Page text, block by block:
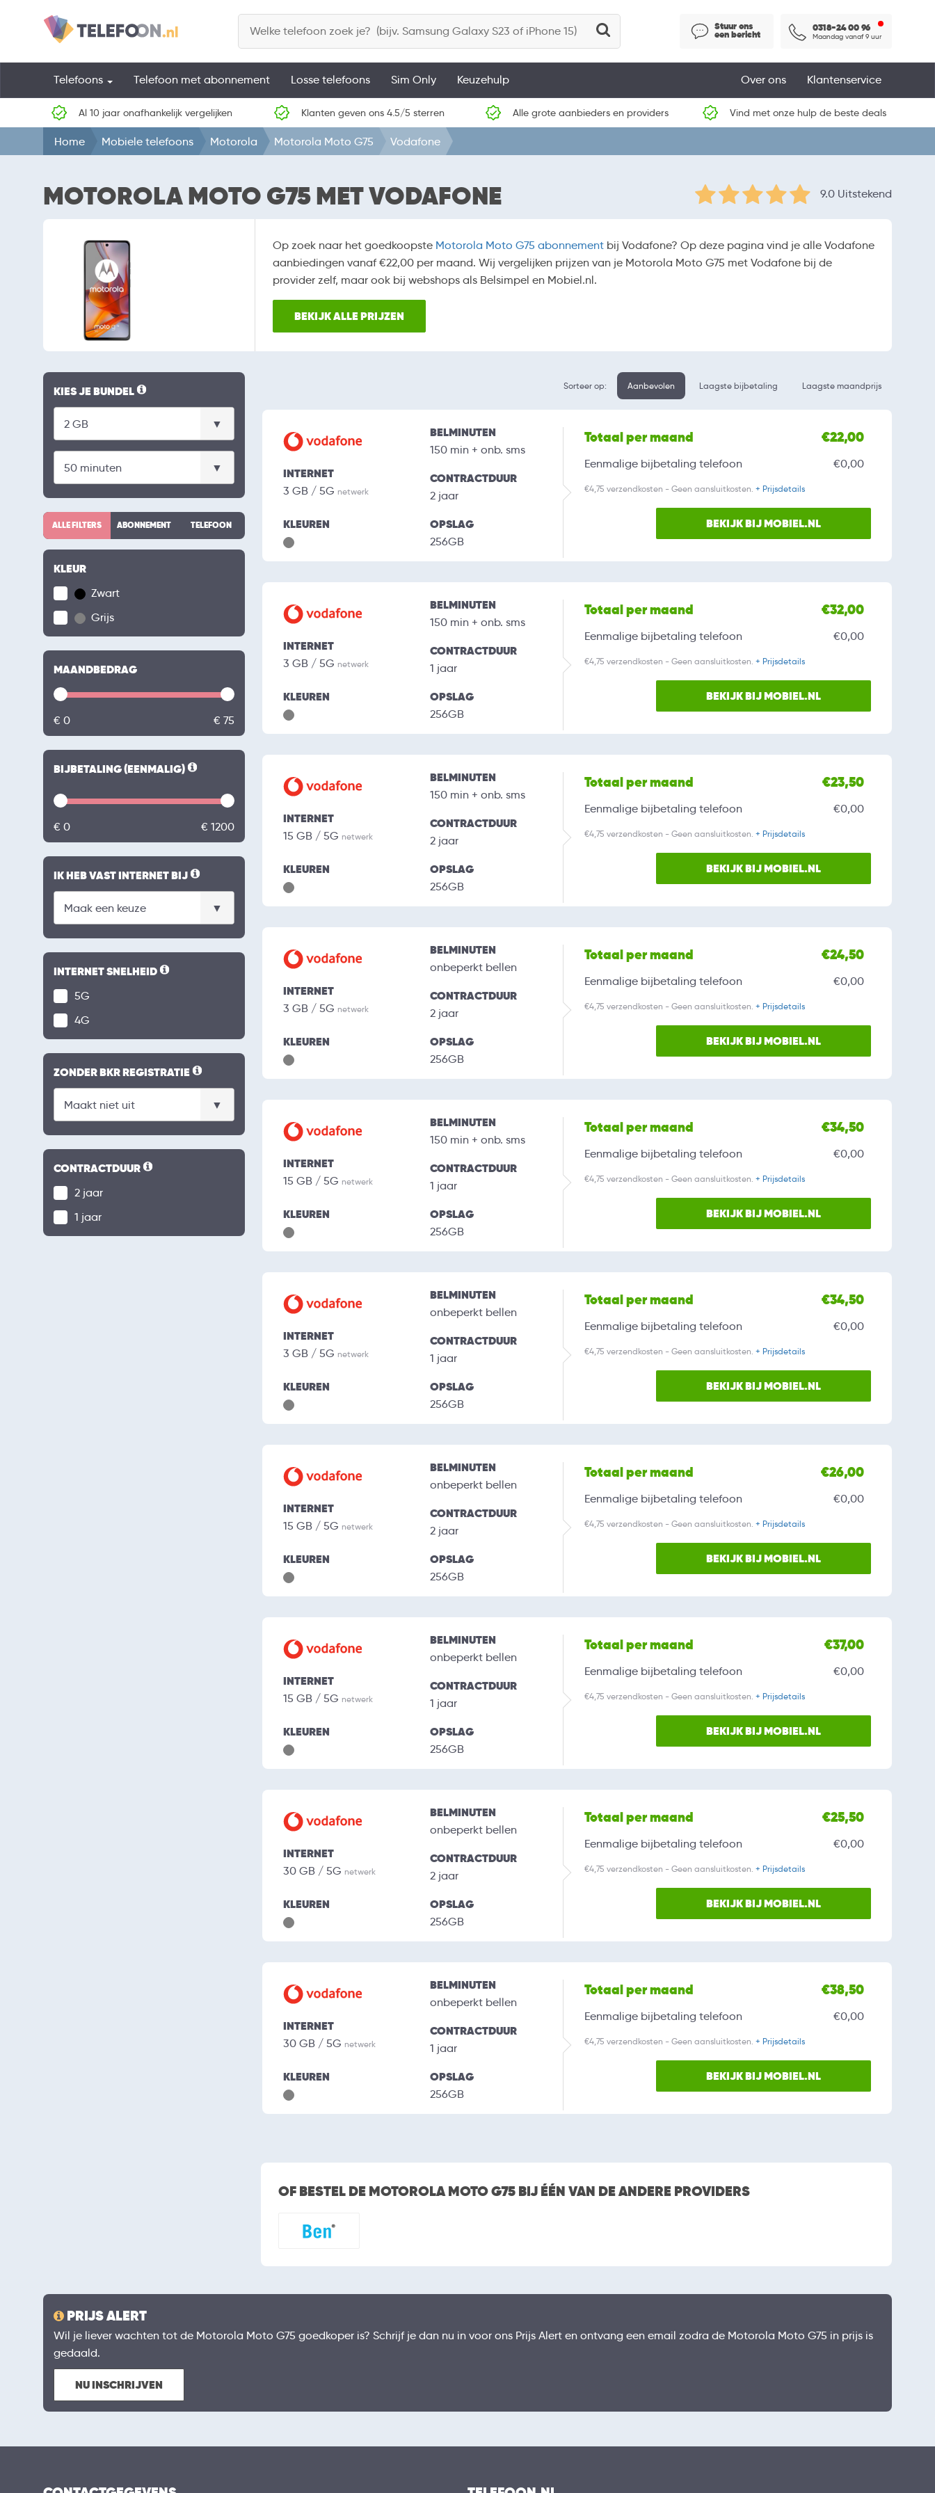
Stuur ons
een bericht
0318-24 00 96
Maandag vanaf 9 uur
Telefoons Telefoon met abonnement Losse telefoons Sim Only Keuzehulp Klantenservice
Over ons
Al 10 jaar onafhankelijk vergelijken Klanten geven ons 4.5/5 sterren Alle grote aanbieders en providers Vind met onze hulp de beste deals
Home Mobiele telefoons Motorola Motorola Moto G75 Vodafone
MOTOROLA MOTO G75 MET VODAFONE 9.0 Uitstekend
Op zoek naar het goedkoopste Motorola Moto G75 abonnement bij Vodafone? Op deze pagina vind je alle Vodafone
aanbiedingen vanaf €22,00 per maand. Wij vergelijken prijzen van je Motorola Moto G75 met Vodafone bij de
provider zelf, maar ook bij webshops als Belsimpel en Mobiel.nl.
BEKIJK ALLE PRIJZEN
KIES JE BUNDEL
ALLE FILTERS ABONNEMENT TELEFOON
KLEUR
Zwart
Grijs
MAANDBEDRAG
€ 0 € 75
BIJBETALING (EENMALIG)
€ 0 € 1200
IK HEB VAST INTERNET BIJ
INTERNET SNELHEID
5G
4G
ZONDER BKR REGISTRATIE
CONTRACTDUUR
2 jaar
1 jaar
Laagste maandprijs
Laagste bijbetaling
Aanbevolen
Sorteer op:
INTERNET
3 GB / 5G netwerk
BELMINUTEN
150 min + onb. sms
CONTRACTDUUR
2 jaar
KLEUREN OPSLAG
256GB
Totaal per maand €22,00
Eenmalige bijbetaling telefoon €0,00
€4,75 verzendkosten - Geen aansluitkosten. + Prijsdetails
BEKIJK BIJ MOBIEL.NL
INTERNET
3 GB / 5G netwerk
BELMINUTEN
150 min + onb. sms
CONTRACTDUUR
1 jaar
KLEUREN OPSLAG
256GB
Totaal per maand €32,00
Eenmalige bijbetaling telefoon €0,00
€4,75 verzendkosten - Geen aansluitkosten. + Prijsdetails
BEKIJK BIJ MOBIEL.NL
INTERNET
15 GB / 5G netwerk
BELMINUTEN
150 min + onb. sms
CONTRACTDUUR
2 jaar
KLEUREN OPSLAG
256GB
Totaal per maand €23,50
Eenmalige bijbetaling telefoon €0,00
€4,75 verzendkosten - Geen aansluitkosten. + Prijsdetails
BEKIJK BIJ MOBIEL.NL
INTERNET
3 GB / 5G netwerk
BELMINUTEN
onbeperkt bellen
CONTRACTDUUR
2 jaar
KLEUREN OPSLAG
256GB
Totaal per maand €24,50
Eenmalige bijbetaling telefoon €0,00
€4,75 verzendkosten - Geen aansluitkosten. + Prijsdetails
BEKIJK BIJ MOBIEL.NL
INTERNET
15 GB / 5G netwerk
BELMINUTEN
150 min + onb. sms
CONTRACTDUUR
1 jaar
KLEUREN OPSLAG
256GB
Totaal per maand €34,50
Eenmalige bijbetaling telefoon €0,00
€4,75 verzendkosten - Geen aansluitkosten. + Prijsdetails
BEKIJK BIJ MOBIEL.NL
INTERNET
3 GB / 5G netwerk
BELMINUTEN
onbeperkt bellen
CONTRACTDUUR
1 jaar
KLEUREN OPSLAG
256GB
Totaal per maand €34,50
Eenmalige bijbetaling telefoon €0,00
€4,75 verzendkosten - Geen aansluitkosten. + Prijsdetails
BEKIJK BIJ MOBIEL.NL
INTERNET
15 GB / 5G netwerk
BELMINUTEN
onbeperkt bellen
CONTRACTDUUR
2 jaar
KLEUREN OPSLAG
256GB
Totaal per maand €26,00
Eenmalige bijbetaling telefoon €0,00
€4,75 verzendkosten - Geen aansluitkosten. + Prijsdetails
BEKIJK BIJ MOBIEL.NL
INTERNET
15 GB / 5G netwerk
BELMINUTEN
onbeperkt bellen
CONTRACTDUUR
1 jaar
KLEUREN OPSLAG
256GB
Totaal per maand €37,00
Eenmalige bijbetaling telefoon €0,00
€4,75 verzendkosten - Geen aansluitkosten. + Prijsdetails
BEKIJK BIJ MOBIEL.NL
INTERNET
30 GB / 5G netwerk
BELMINUTEN
onbeperkt bellen
CONTRACTDUUR
2 jaar
KLEUREN OPSLAG
256GB
Totaal per maand €25,50
Eenmalige bijbetaling telefoon €0,00
€4,75 verzendkosten - Geen aansluitkosten. + Prijsdetails
BEKIJK BIJ MOBIEL.NL
INTERNET
30 GB / 5G netwerk
BELMINUTEN
onbeperkt bellen
CONTRACTDUUR
1 jaar
KLEUREN OPSLAG
256GB
Totaal per maand €38,50
Eenmalige bijbetaling telefoon €0,00
€4,75 verzendkosten - Geen aansluitkosten. + Prijsdetails
BEKIJK BIJ MOBIEL.NL
OF BESTEL DE MOTOROLA MOTO G75 BIJ ÉÉN VAN DE ANDERE PROVIDERS
PRIJS ALERT
Wil je liever wachten tot de Motorola Moto G75 goedkoper is? Schrijf je dan nu in voor ons Prijs Alert en ontvang een email zodra de Motorola Moto G75 in prijs is
gedaald.
NU INSCHRIJVEN